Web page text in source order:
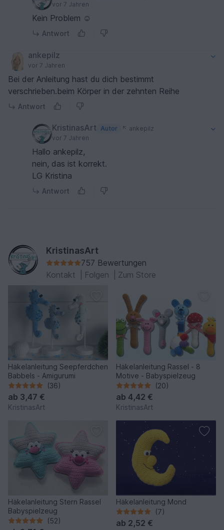
vor 7 Jahren
Kein Problem ☺
Antwort
ankepilz
vor 7 Jahren
Bei der Anleitung hast du dich bestimmt
verschrieben.beim Körper in der zehnten Reihe
Antwort
KristinasArt Autor
ankepilz
vor 7 Jahren
Hallo ankepilz,
nein, das ist korrekt.
LG Kristina
Antwort
KristinasArt
757 Bewertungen
Kontakt
Folgen Zum Store
Häkelanleitung Seepferdchen
Babbels - Amigurumi
(36)
ab 3,47 €
KristinasArt
Häkelanleitung Rassel - 8
Motive - Babyspielzeug
(20)
ab 4,42 €
KristinasArt
Häkelanleitung Stern Rassel
Babyspielzeug
(52)
Häkelanleitung Mond
(7)
ab 2,52 €